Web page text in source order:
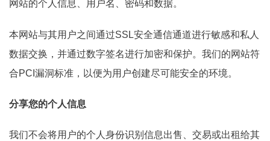
网站的个人信息、用户名、密码和数据。
本网站与其用户之间通过SSL安全通信通道进行敏感和私人
数据交换，并通过数字签名进行加密和保护。我们的网站符
合PCI漏洞标准，以便为用户创建尽可能安全的环境。
分享您的个人信息
我们不会将用户的个人身份识别信息出售、交易或出租给其